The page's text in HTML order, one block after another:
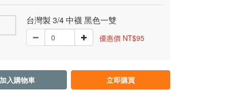
台灣製 3/4 中襪 黑色一雙
優惠價 NT$95
加入購物車 立即購買